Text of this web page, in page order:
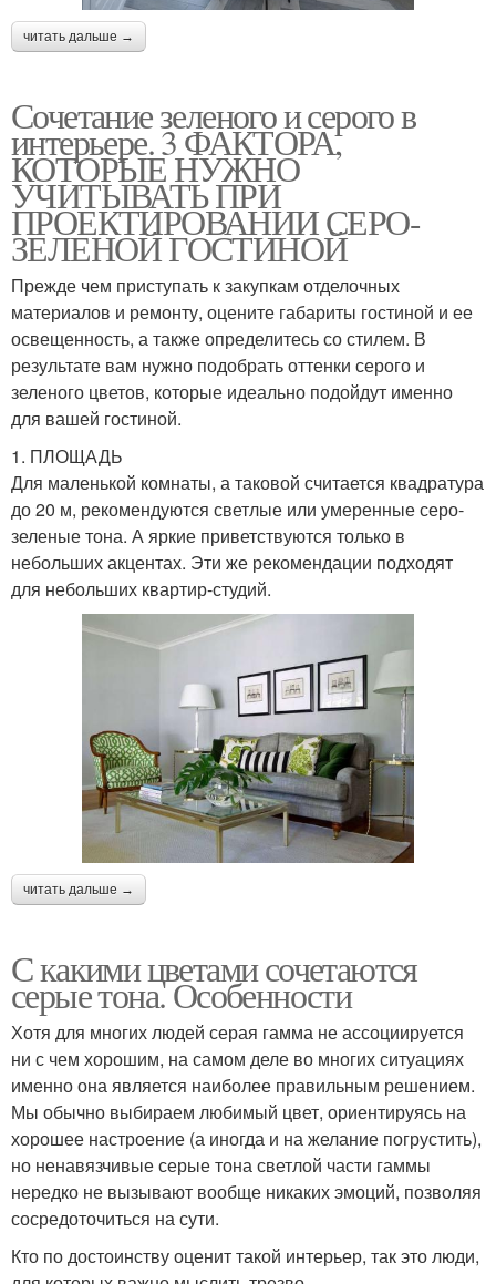
читать дальше →
Сочетание зеленого и серого в
интерьере. 3 ФАКТОРА,
КОТОРЫЕ НУЖНО
УЧИТЫВАТЬ ПРИ
ПРОЕКТИРОВАНИИ СЕРО-
ЗЕЛЕНОЙ ГОСТИНОЙ
Прежде чем приступать к закупкам отделочных
материалов и ремонту, оцените габариты гостиной и ее
освещенность, а также определитесь со стилем. В
результате вам нужно подобрать оттенки серого и
зеленого цветов, которые идеально подойдут именно
для вашей гостиной.
1. ПЛОЩАДЬ
Для маленькой комнаты, а таковой считается квадратура
до 20 м, рекомендуются светлые или умеренные серо-
зеленые тона. А яркие приветствуются только в
небольших акцентах. Эти же рекомендации подходят
для небольших квартир-студий.
читать дальше →
С какими цветами сочетаются
серые тона. Особенности
Хотя для многих людей серая гамма не ассоциируется
ни с чем хорошим, на самом деле во многих ситуациях
именно она является наиболее правильным решением.
Мы обычно выбираем любимый цвет, ориентируясь на
хорошее настроение (а иногда и на желание погрустить),
но ненавязчивые серые тона светлой части гаммы
нередко не вызывают вообще никаких эмоций, позволяя
сосредоточиться на сути.
Кто по достоинству оценит такой интерьер, так это люди,